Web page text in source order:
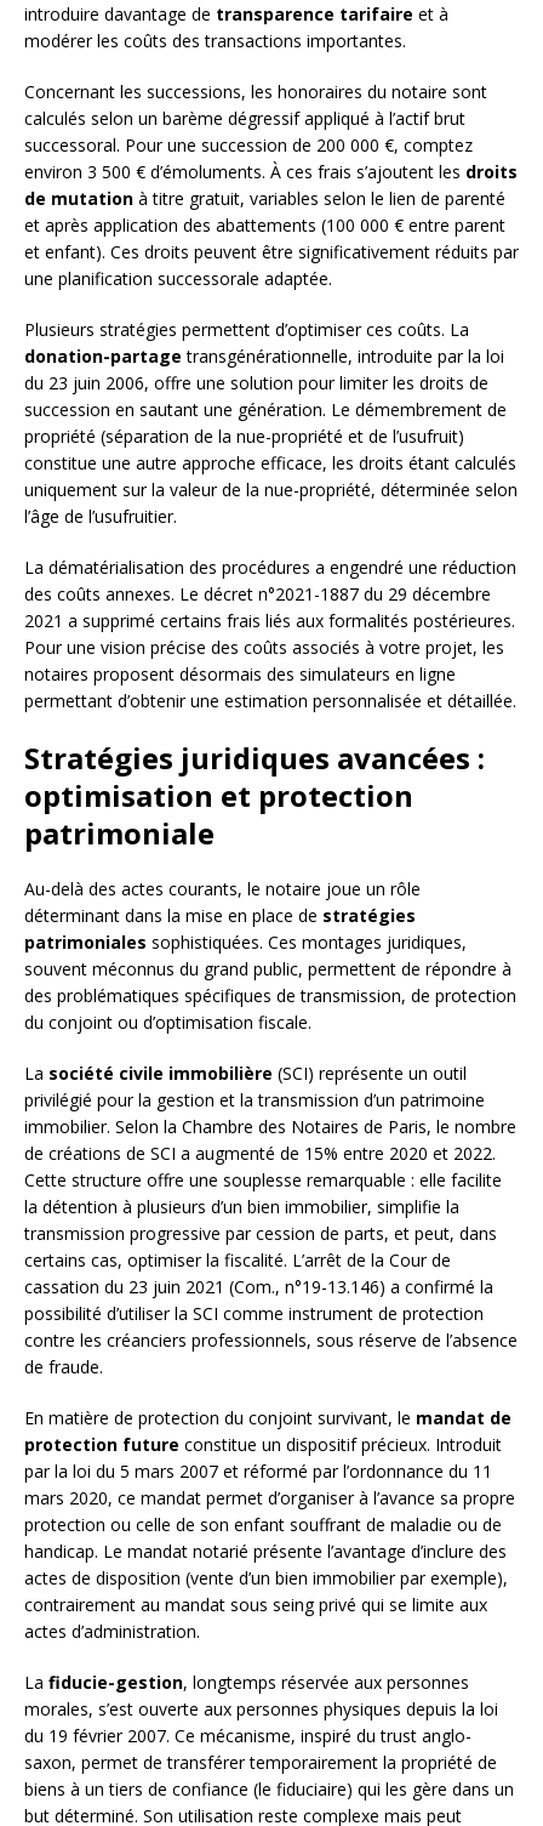
introduire davantage de transparence tarifaire et à
modérer les coûts des transactions importantes.
Concernant les successions, les honoraires du notaire sont
calculés selon un barème dégressif appliqué à l’actif brut
successoral. Pour une succession de 200 000 €, comptez
environ 3 500 € d’émoluments. À ces frais s’ajoutent les droits
de mutation à titre gratuit, variables selon le lien de parenté
et après application des abattements (100 000 € entre parent
et enfant). Ces droits peuvent être significativement réduits par
une planification successorale adaptée.
Plusieurs stratégies permettent d’optimiser ces coûts. La
donation-partage transgénérationnelle, introduite par la loi
du 23 juin 2006, offre une solution pour limiter les droits de
succession en sautant une génération. Le démembrement de
propriété (séparation de la nue-propriété et de l’usufruit)
constitue une autre approche efficace, les droits étant calculés
uniquement sur la valeur de la nue-propriété, déterminée selon
l’âge de l’usufruitier.
La dématérialisation des procédures a engendré une réduction
des coûts annexes. Le décret n°2021-1887 du 29 décembre
2021 a supprimé certains frais liés aux formalités postérieures.
Pour une vision précise des coûts associés à votre projet, les
notaires proposent désormais des simulateurs en ligne
permettant d’obtenir une estimation personnalisée et détaillée.
Stratégies juridiques avancées :
optimisation et protection
patrimoniale
Au-delà des actes courants, le notaire joue un rôle
déterminant dans la mise en place de stratégies
patrimoniales sophistiquées. Ces montages juridiques,
souvent méconnus du grand public, permettent de répondre à
des problématiques spécifiques de transmission, de protection
du conjoint ou d’optimisation fiscale.
La société civile immobilière (SCI) représente un outil
privilégié pour la gestion et la transmission d’un patrimoine
immobilier. Selon la Chambre des Notaires de Paris, le nombre
de créations de SCI a augmenté de 15% entre 2020 et 2022.
Cette structure offre une souplesse remarquable : elle facilite
la détention à plusieurs d’un bien immobilier, simplifie la
transmission progressive par cession de parts, et peut, dans
certains cas, optimiser la fiscalité. L’arrêt de la Cour de
cassation du 23 juin 2021 (Com., n°19-13.146) a confirmé la
possibilité d’utiliser la SCI comme instrument de protection
contre les créanciers professionnels, sous réserve de l’absence
de fraude.
En matière de protection du conjoint survivant, le mandat de
protection future constitue un dispositif précieux. Introduit
par la loi du 5 mars 2007 et réformé par l’ordonnance du 11
mars 2020, ce mandat permet d’organiser à l’avance sa propre
protection ou celle de son enfant souffrant de maladie ou de
handicap. Le mandat notarié présente l’avantage d’inclure des
actes de disposition (vente d’un bien immobilier par exemple),
contrairement au mandat sous seing privé qui se limite aux
actes d’administration.
La fiducie-gestion, longtemps réservée aux personnes
morales, s’est ouverte aux personnes physiques depuis la loi
du 19 février 2007. Ce mécanisme, inspiré du trust anglo-
saxon, permet de transférer temporairement la propriété de
biens à un tiers de confiance (le fiduciaire) qui les gère dans un
but déterminé. Son utilisation reste complexe mais peut